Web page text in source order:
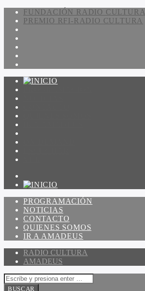
FUNDACIÓN RADIO CULTURA
PREMIO RFI-RADIO CULTURA
PROGRAMACIÓN
NOTICIAS
CONTACTO
QUIENES SOMOS
IR A AMADEUS
RADIO CULTURA
AMADEUS